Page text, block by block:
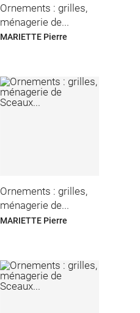
Ornements : grilles,
ménagerie de...
MARIETTE Pierre
Ornements : grilles,
ménagerie de...
MARIETTE Pierre